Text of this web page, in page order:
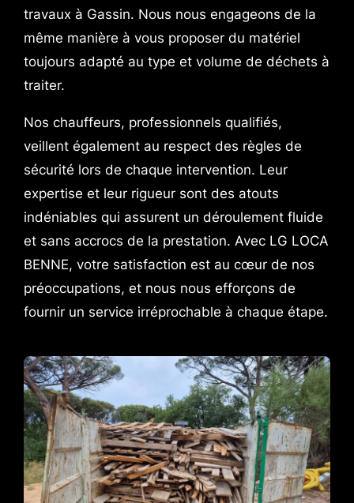
travaux à Gassin. Nous nous engageons de la
même manière à vous proposer du matériel
toujours adapté au type et volume de déchets à
traiter.
Nos chauffeurs, professionnels qualifiés,
veillent également au respect des règles de
sécurité lors de chaque intervention. Leur
expertise et leur rigueur sont des atouts
indéniables qui assurent un déroulement fluide
et sans accrocs de la prestation. Avec LG LOCA
BENNE, votre satisfaction est au cœur de nos
préoccupations, et nous nous efforçons de
fournir un service irréprochable à chaque étape.